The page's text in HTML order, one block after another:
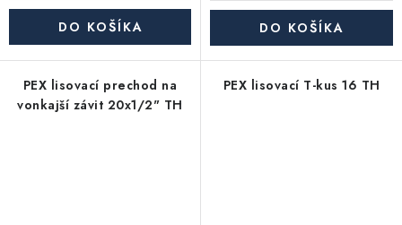
DO KOŠÍKA DO KOŠÍKA
PEX lisovací prechod na
vonkajší závit 20x1/2" TH
PEX lisovací T-kus 16 TH